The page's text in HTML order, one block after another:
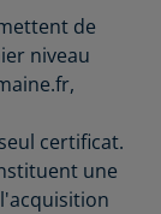
de
niveau
certificat.
une